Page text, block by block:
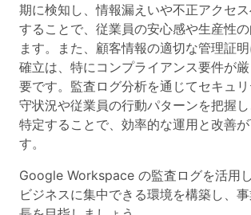
期に検知し、情報漏えいや不正アクセ
することで、従業員の安心感や生産性
ます。また、顧客情報の適切な管理証
確立は、特にコンプライアンス要件が
要です。監査ログ分析を通じてセキュ
守状況や従業員の行動パターンを把握
特定することで、効率的な運用と改善
す。
Google Workspace の監査ログを活用
ビジネスに集中できる環境を構築し、